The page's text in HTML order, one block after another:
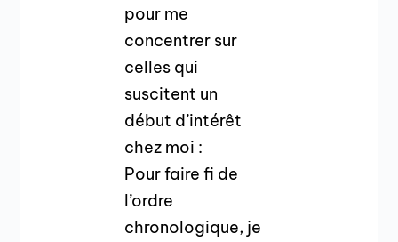
pour me
concentrer sur
celles qui
suscitent un
début d’intérêt
chez moi :
Pour faire fi de
l’ordre
chronologique, je